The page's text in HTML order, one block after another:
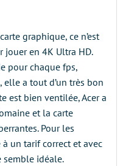
graphique, ce n’est
en 4K Ultra HD.
pour chaque fps,
a tout d’un très bon
est bien ventilée, Acer a
et la carte
Pour les
un tarif correct et avec
semble idéale.